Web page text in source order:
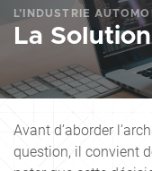
L’INDUSTRIE
La Solution
Avant d’aborder
question, il convient